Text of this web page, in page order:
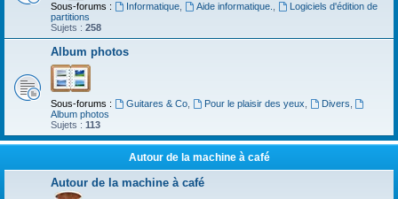
Sous-forums : Informatique, Aide informatique.
Logiciels d'édition de
partitions
Sujets : 258
Album photos
Sous-forums : Guitares & Co, Pour le plaisir des yeux Divers
Album photos
Sujets : 113
Autour de la machine à café
Autour de la machine à café